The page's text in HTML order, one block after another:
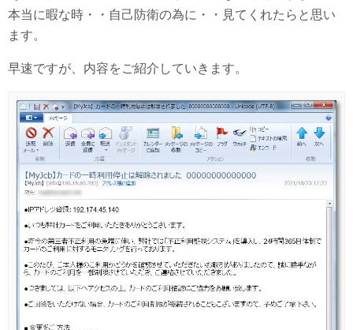
本当に暇な時・・自己防衛の為に・・見てくれたらと思い
ます。
早速ですが、内容をご紹介していきます。